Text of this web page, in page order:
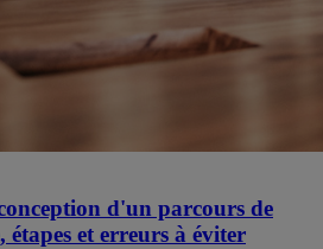
d'un parcours de
et erreurs à éviter